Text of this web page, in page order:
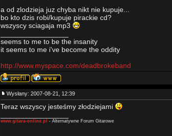
a od zlodzieja juz chyba nikt nie kupuje...
bo kto dzis robi/kupuje pirackie cd?
wszyscy sciagaja mp3
seems to me to be the insanity
it seems to me i've become the oddity
http://www.myspace.com/deadbrokeband
Wysłany: 2007-08-21, 12:39
Teraz wszyscy jesteśmy złodziejami
www.gitara-online.pl - Alternatywne Forum Gitarowe